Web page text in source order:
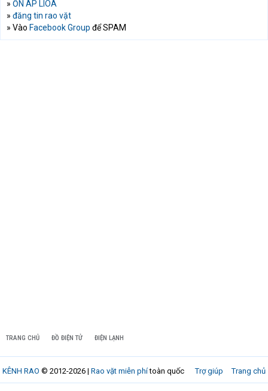
» ỔN ÁP LIOA
» đăng tin rao vặt
» Vào Facebook Group để SPAM
TRANG CHỦ ĐỒ ĐIỆN TỬ ĐIỆN LẠNH
Trợ giúp Trang chủ
KÊNH RAO © 2012-2026 | Rao vặt miễn phítoàn quốc